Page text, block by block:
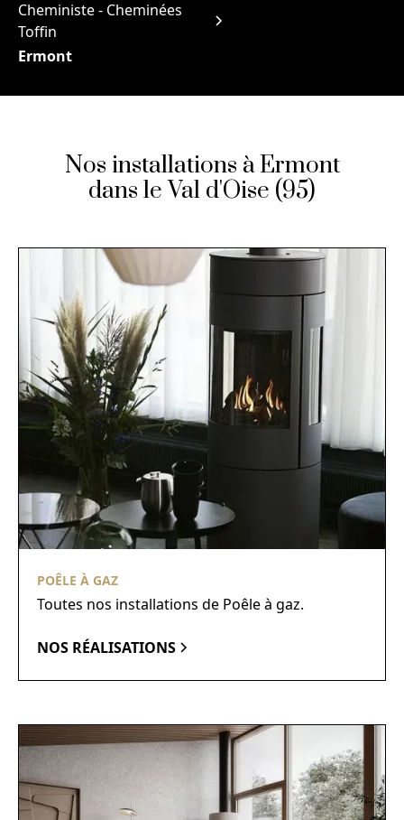
Cheministe - Cheminées
Toffin
Ermont
Nos installations à Ermont
dans le Val d'Oise (95)
POÊLE À GAZ
Toutes nos installations de Poêle à gaz.
NOS RÉALISATIONS